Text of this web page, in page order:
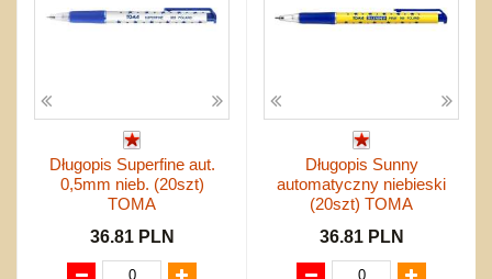
Długopis Superfine aut.
0,5mm nieb. (20szt)
TOMA
36.81 PLN
Długopis Sunny
automatyczny niebieski
(20szt) TOMA
36.81 PLN